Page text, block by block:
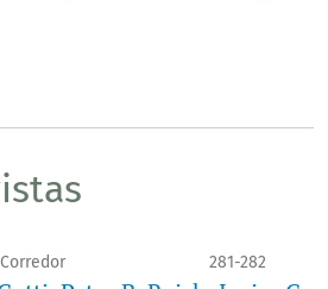
281-282